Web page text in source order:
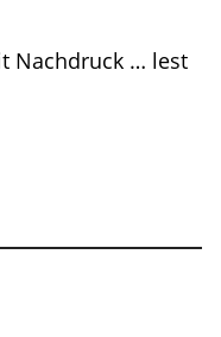
Nachdruck … lest